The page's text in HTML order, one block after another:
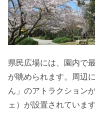
県民広場には、園内で
が眺められます。周辺
ん」のアトラクション
ェ）が設置されています